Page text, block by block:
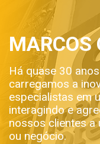
MARCOS
Há quase 30
carregamos a
especialistas em
interagindo e
nossos clientes a
ou negócio.